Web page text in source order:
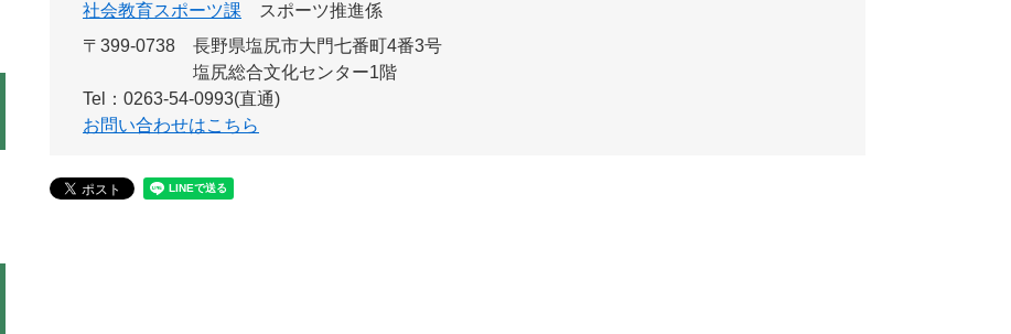
社会教育スポーツ課
スポーツ推進係
〒399-0738
長野県塩尻市大門七番町4番3号
塩尻総合文化センター1階
Tel：0263-54-0993(直通)
お問い合わせはこちら